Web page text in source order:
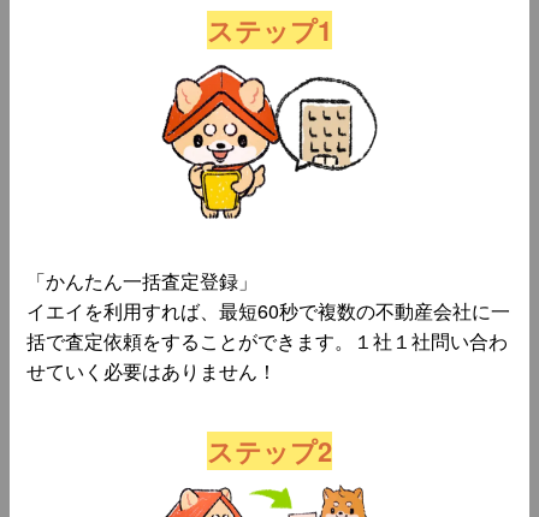
ステップ1
「かんたん一括査定登録」
イエイを利用すれば、最短60秒で複数の不動産会社に一
括で査定依頼をすることができます。１社１社問い合わ
せていく必要はありません！
ステップ2